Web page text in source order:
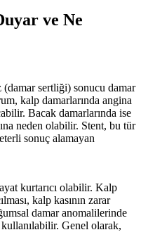
ve Ne
(damar sertliği) sonucu damar
kalp damarlarında angina
Bacak damarlarında ise
neden olabilir. Stent, bu tür
sonuç alamayan
kurtarıcı olabilir. Kalp
kalp kasının zarar
damar anomalilerinde
Genel olarak,